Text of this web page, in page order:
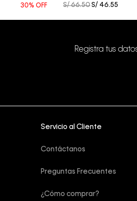
30% OFF S/ 66.50S/ 46.55
Registra tus
Servicio al Cliente
Contáctanos
Preguntas Frecuentes
¿Cómo comprar?